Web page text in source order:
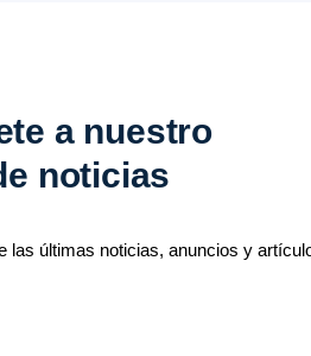
a nuestro
noticias
las últimas noticias, anuncios y